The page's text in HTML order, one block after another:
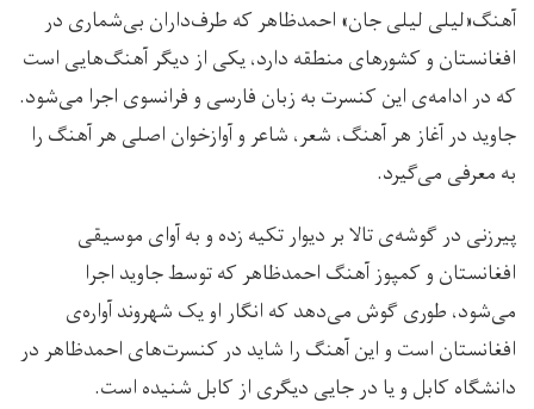
آهنگ«لیلی لیلی جان» احمدظاهر که طرف‌داران بی‌شماری در
افغانستان و کشورهای منطقه دارد، یکی از دیگر آهنگ‌هایی است
که در ادامه‌ی این کنسرت به زبان فارسی و فرانسوی اجرا می‌شود.
جاوید در آغاز هر آهنگ، شعر، شاعر و آوازخوان اصلی هر آهنگ را
به معرفی می‌گیرد.
پیرزنی در گوشه‌ی تالا بر دیوار تکیه زده و به آوای موسیقی
افغانستان و کمپوز آهنگ احمدظاهر که توسط جاوید اجرا
می‌شود، طوری گوش می‌دهد که انگار او یک شهروند آواره‌ی
افغانستان است و این آهنگ را شاید در کنسرت‌های احمدظاهر در
دانشگاه کابل و یا در جایی دیگری از کابل شنیده است.